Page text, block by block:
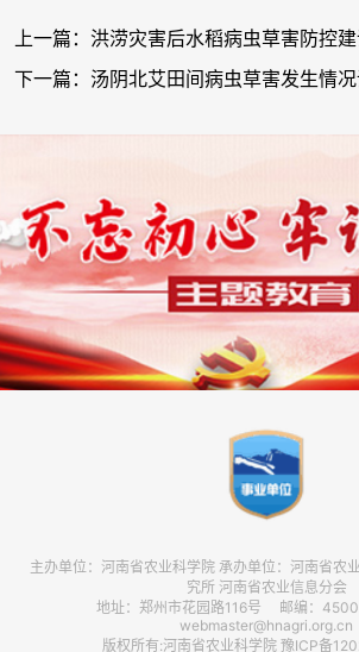
上一篇：洪涝灾害后水稻病虫草害防控
下一篇：汤阴北艾田间病虫草害发生情
主办单位：河南省农业科学院 承办单位：河南省农
究所 河南省农业信息分会
地址：郑州市花园路116号 邮编：
webmaster@hnagri.org.cn
版权所有:河南省农业科学院 豫ICP备